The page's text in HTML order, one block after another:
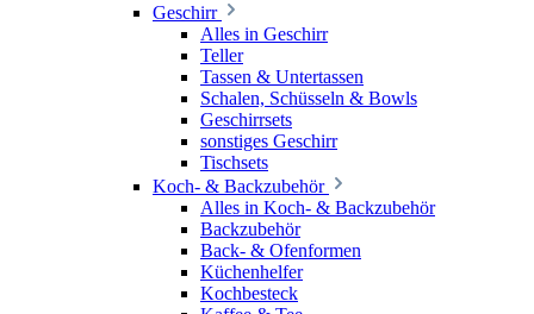
Geschirr
Alles in Geschirr
Teller
Tassen & Untertassen
Schalen, Schüsseln & Bowls
Geschirrsets
sonstiges Geschirr
Tischsets
Koch- & Backzubehör
Alles in Koch- & Backzubehör
Backzubehör
Back- & Ofenformen
Küchenhelfer
Kochbesteck